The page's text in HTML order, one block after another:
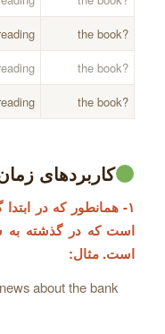
?the book
?the book
?the book
کاربردهای
۱- همانطور که در
است که در گذشته به
است. مثال:
about the bank